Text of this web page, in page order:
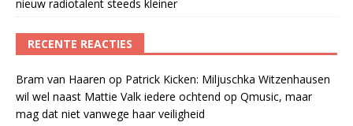
nieuw radiotalent steeds kleiner
RECENTE REACTIES
Bram van Haaren op Patrick Kicken: Miljuschka Witzenhausen
wil wel naast Mattie Valk iedere ochtend op Qmusic, maar
mag dat niet vanwege haar veiligheid